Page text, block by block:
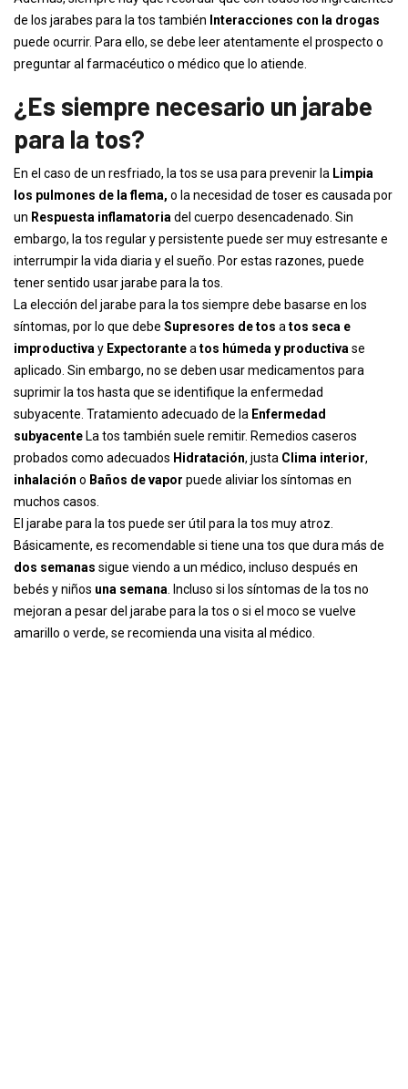
de los jarabes para la tos también Interacciones con la drogas
puede ocurrir. Para ello, se debe leer atentamente el prospecto o
preguntar al farmacéutico o médico que lo atiende.
¿Es siempre necesario un jarabe
para la tos?
En el caso de un resfriado, la tos se usa para prevenir la Limpia
los pulmones de la flema, o la necesidad de toser es causada por
un Respuesta inflamatoria del cuerpo desencadenado. Sin
embargo, la tos regular y persistente puede ser muy estresante e
interrumpir la vida diaria y el sueño. Por estas razones, puede
tener sentido usar jarabe para la tos.
La elección del jarabe para la tos siempre debe basarse en los
síntomas, por lo que debe Supresores de tos a tos seca e
improductiva y Expectorantea tos húmeda y productiva se
aplicado. Sin embargo, no se deben usar medicamentos para
suprimir la tos hasta que se identifique la enfermedad
subyacente. Tratamiento adecuado de la Enfermedad
subyacente La tos también suele remitir. Remedios caseros
probados como adecuados Hidratación, justa Clima interior,
inhalación o Baños de vapor puede aliviar los síntomas en
muchos casos.
El jarabe para la tos puede ser útil para la tos muy atroz.
Básicamente, es recomendable si tiene una tos que dura más de
dos semanas sigue viendo a un médico, incluso después en
bebés y niños una semana . Incluso si los síntomas de la tos no
mejoran a pesar del jarabe para la tos o si el moco se vuelve
amarillo o verde, se recomienda una visita al médico.